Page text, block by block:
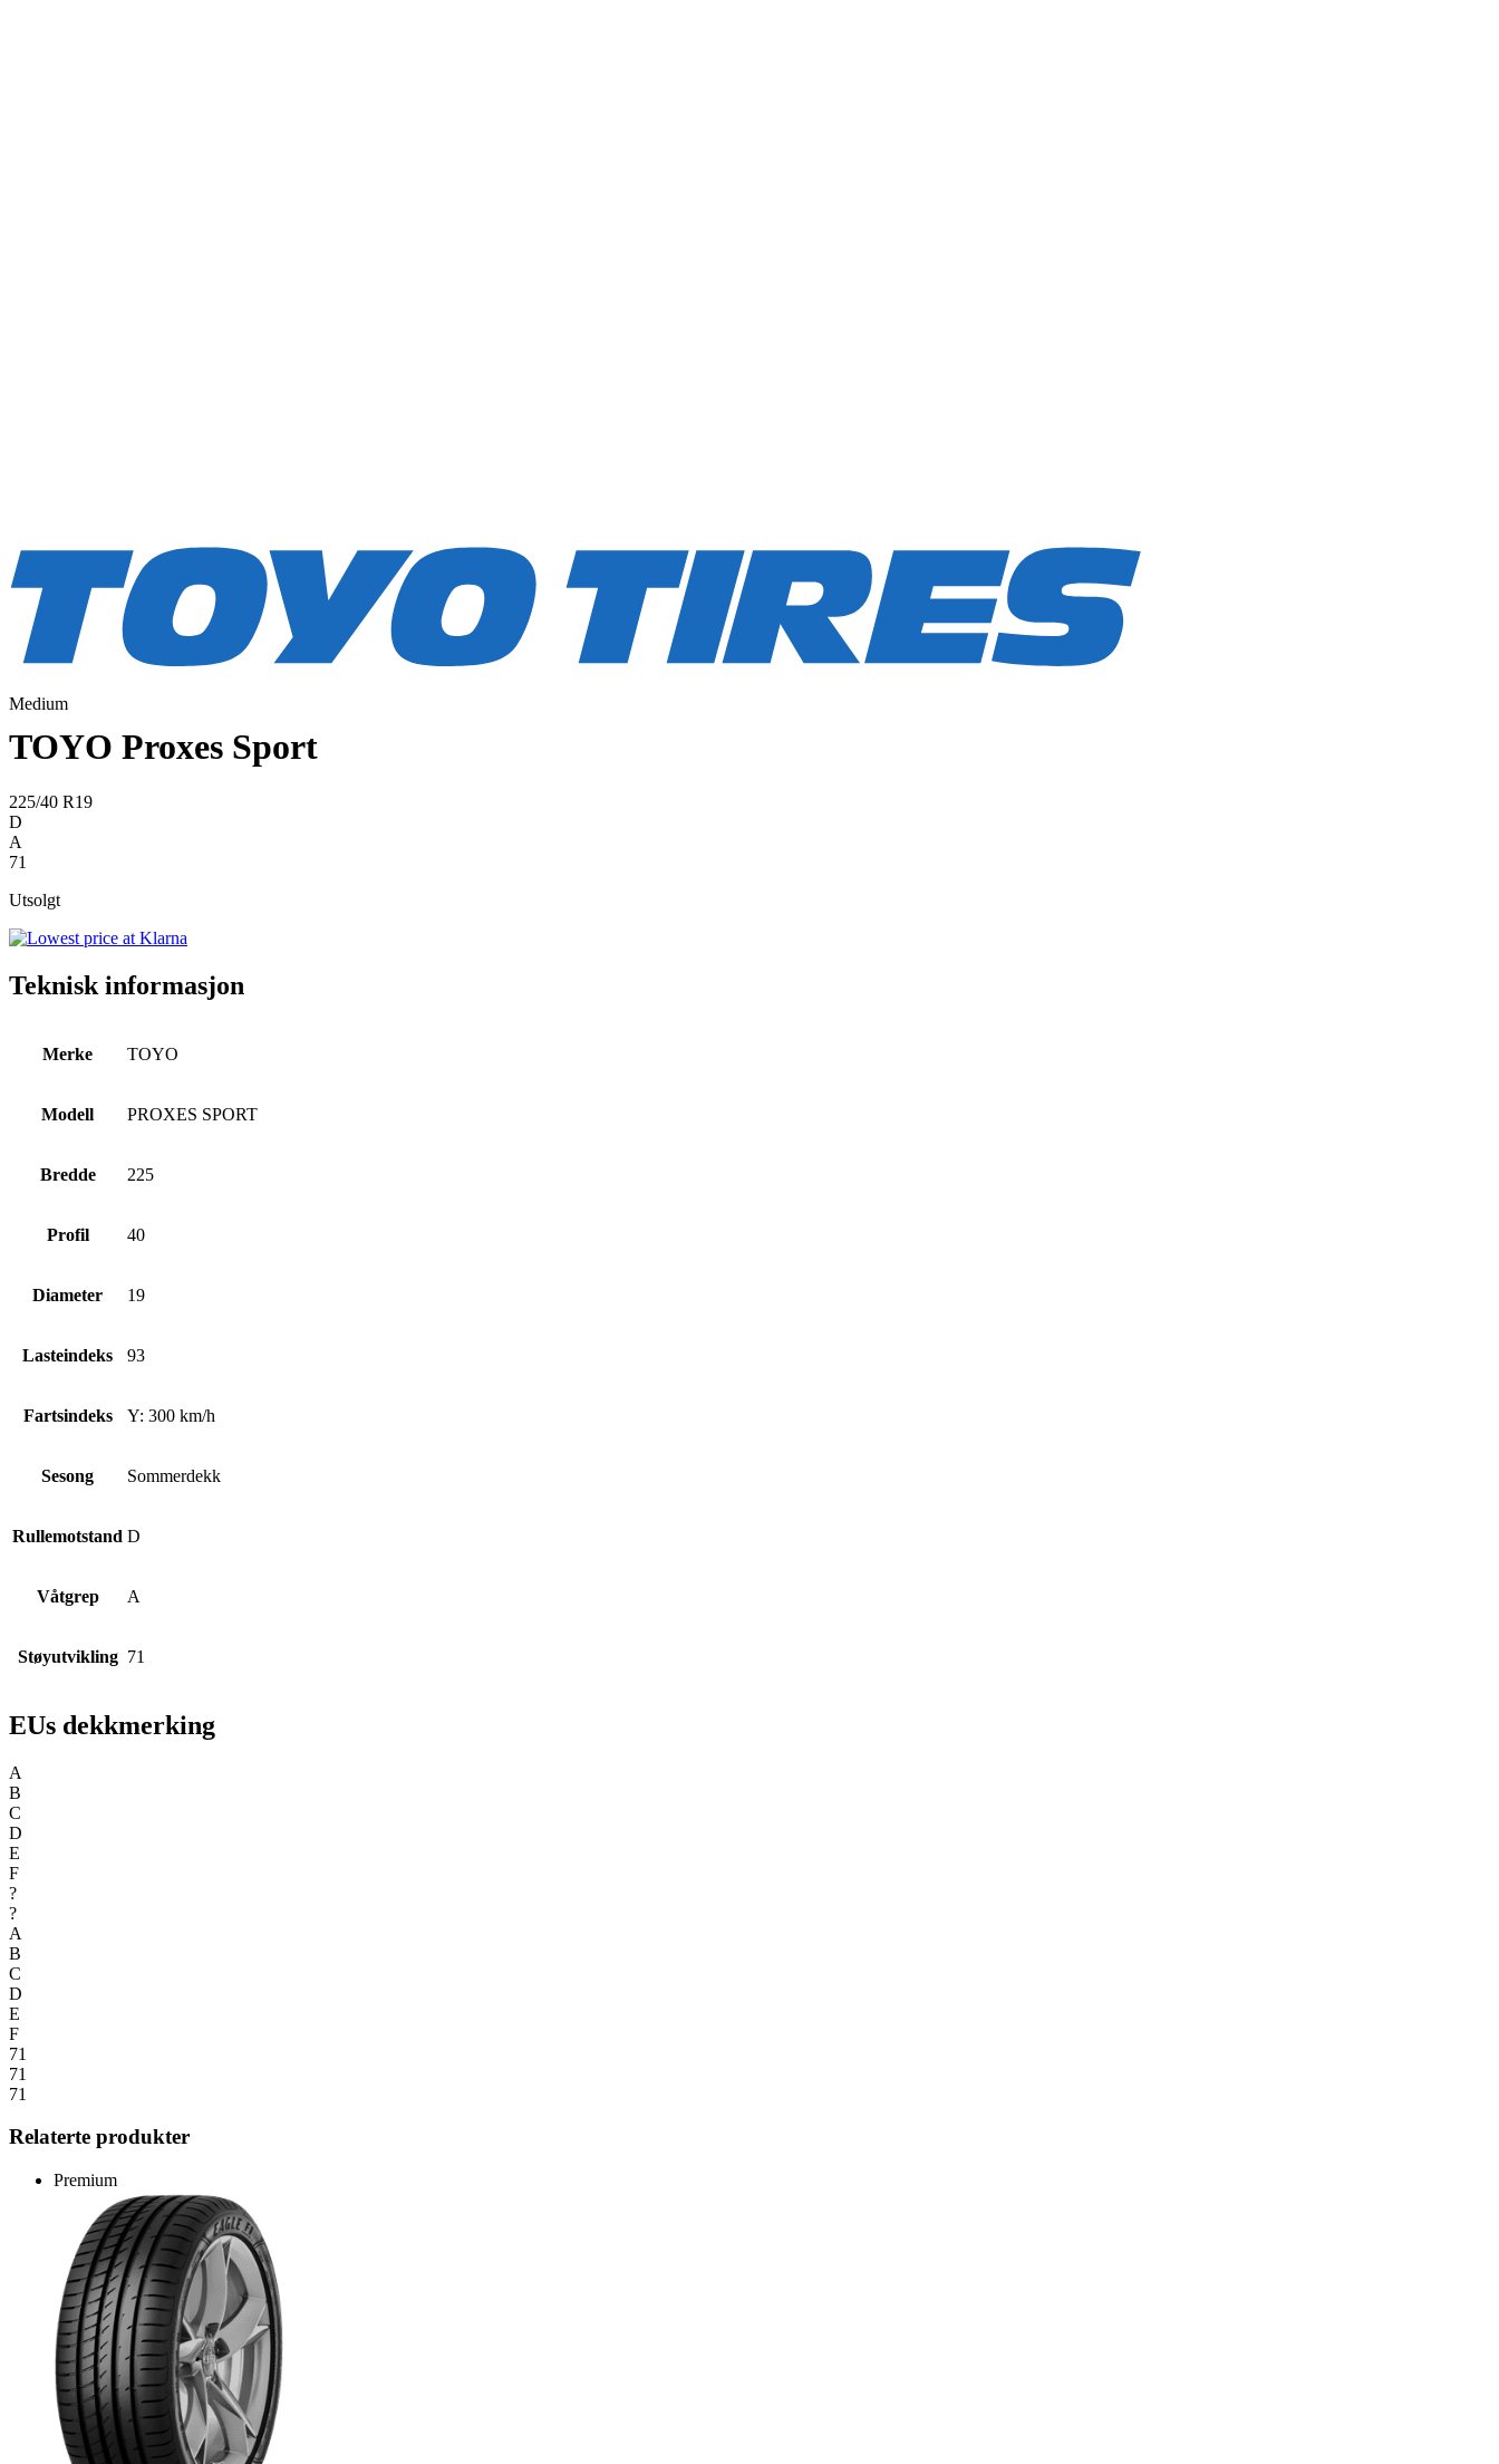
Medium
TOYO Proxes Sport
225/40 R19
D
A
71
Utsolgt
Teknisk informasjon
Merke TOYO
Modell PROXES SPORT
Bredde 225
Profil 40
Diameter 19
Lasteindeks 93
Fartsindeks Y: 300 km/h
Sesong Sommerdekk
Rullemotstand D
Våtgrep A
Støyutvikling 71
EUs dekkmerking
A
B
C
D
E
F
?
?
A
B
C
D
E
F
71
71
71
Relaterte produkter
Premium